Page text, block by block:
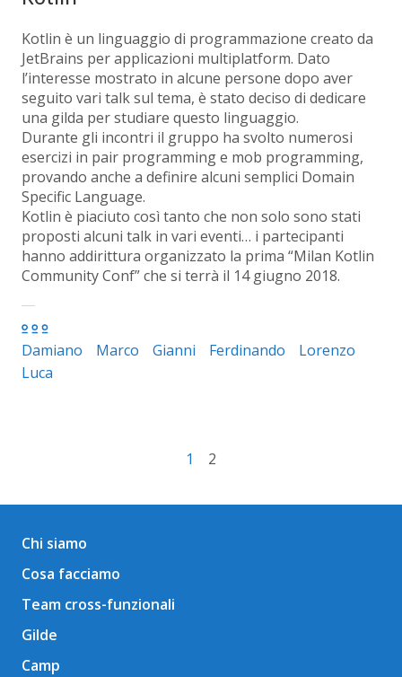
Kotlin è un linguaggio di programmazione creato da
JetBrains per applicazioni multiplatform. Dato
l’interesse mostrato in alcune persone dopo aver
seguito vari talk sul tema, è stato deciso di dedicare
una gilda per studiare questo linguaggio.
Durante gli incontri il gruppo ha svolto numerosi
esercizi in pair programming e mob programming,
provando anche a definire alcuni semplici Domain
Specific Language.
Kotlin è piaciuto così tanto che non solo sono stati
proposti alcuni talk in vari eventi… i partecipanti
hanno addirittura organizzato la prima “Milan Kotlin
Community Conf” che si terrà il 14 giugno 2018.
Damiano Marco Gianni Ferdinando
Lorenzo
Luca
1 2
Chi siamo
Cosa facciamo
Team cross-funzionali
Gilde
Camp